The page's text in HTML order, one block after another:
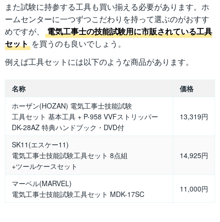
また試験に持参する工具も買い揃える必要があります。ホ
ームセンターに一つずつこだわりを持って選ぶのがおすす
めですが、
電気工事士の技能試験用に市販されている工具
セット を買うのも良いでしょう。
例えば工具セットには以下のような商品があります。
名称
価格
ホーザン(HOZAN) 電気工事士技能試験
工具セット 基本工具 + P-958 VVFストリッパー
DK-28AZ 特典ハンドブック・DVD付
13,319円
SK11(エスケー11)
電気工事士技能試験工具セット 8点組
+ツールケースセット
14,925円
マーベル(MARVEL)
電気工事士技能試験工具セット MDK-17SC
11,000円